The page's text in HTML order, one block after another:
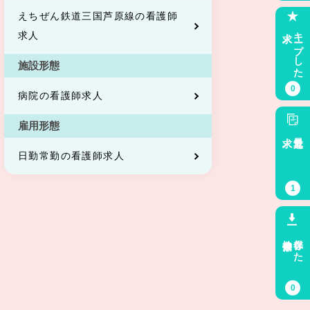
えちぜん鉄道三国芦原線の看護師
求人
施設形態
病院の看護師求人
雇用形態
日勤常勤の看護師求人
キープした
0
最近見た
1
保存した
0